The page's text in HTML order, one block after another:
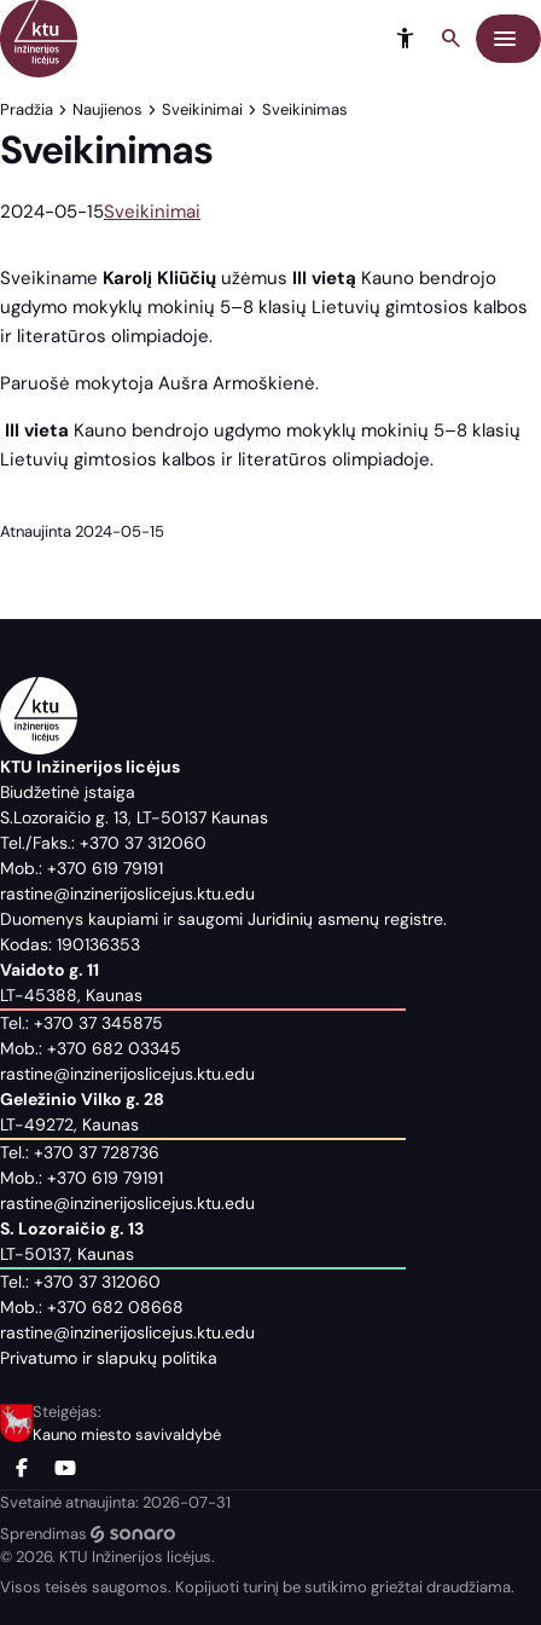
Eiti į turinį
Meniu
Pradžia Naujienos Sveikinimai Sveikinimas
Sveikinimas
2024-05-15Sveikinimai
Sveikiname Karolį Kliūčių užėmus III vietą Kauno bendrojo
ugdymo mokyklų mokinių 5–8 klasių Lietuvių gimtosios kalbos
ir literatūros olimpiadoje.
Paruošė mokytoja Aušra Armoškienė.
III vieta Kauno bendrojo ugdymo mokyklų mokinių 5–8 klasių
Lietuvių gimtosios kalbos ir literatūros olimpiadoje.
Atnaujinta 2024-05-15
KTU Inžinerijos licėjus
Biudžetinė įstaiga
S.Lozoraičio g. 13, LT-50137 Kaunas
Tel./Faks.: +370 37 312060
Mob.: +370 619 79191
rastine@inzinerijoslicejus.ktu.edu
Duomenys kaupiami ir saugomi Juridinių asmenų registre.
Kodas: 190136353
Vaidoto g. 11
LT-45388, Kaunas
Tel.: +370 37 345875
Mob.: +370 682 03345
rastine@inzinerijoslicejus.ktu.edu
Geležinio Vilko g. 28
LT-49272, Kaunas
Tel.: +370 37 728736
Mob.: +370 619 79191
rastine@inzinerijoslicejus.ktu.edu
S. Lozoraičio g. 13
LT-50137, Kaunas
Tel.: +370 37 312060
Mob.: +370 682 08668
rastine@inzinerijoslicejus.ktu.edu
Privatumo ir slapukų politika
Steigėjas:
Kauno miesto savivaldybė
© 2026. KTU Inžinerijos licėjus.
Visos teisės saugomos. Kopijuoti turinį be sutikimo griežtai draudžiama.
Svetainė atnaujinta: 2026-07-31
Sprendimas